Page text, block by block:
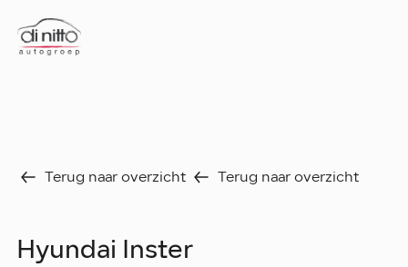
Aanbod
Verkocht
Terug naar overzicht Terug naar overzicht
Hyundai Inster